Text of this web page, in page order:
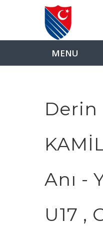
Derin
Anı -
U17 ,